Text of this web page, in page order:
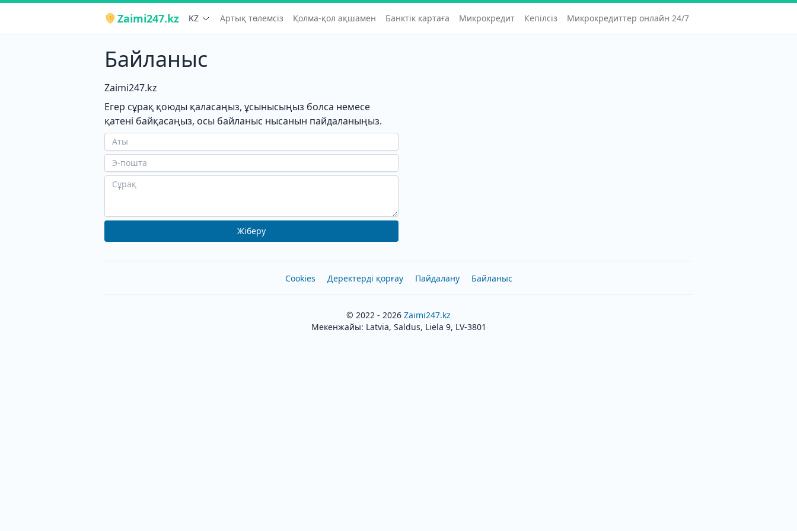
Zaimi247.kz KZ Артық төлемсіз Қолма-қол ақшамен Банктік картаға Микрокредит Кепілсіз Микрокредиттер онлайн 24/7
Байланыс
Zaimi247.kz
Егер сұрақ қоюды қаласаңыз, ұсынысыңыз болса немесе
қатені байқасаңыз, осы байланыс нысанын пайдаланыңыз.
Жіберу
Cookies Деректерді қорғау Пайдалану Байланыс
© 2022 - 2026 Zaimi247.kz
Мекенжайы: Latvia, Saldus, Liela 9, LV-3801